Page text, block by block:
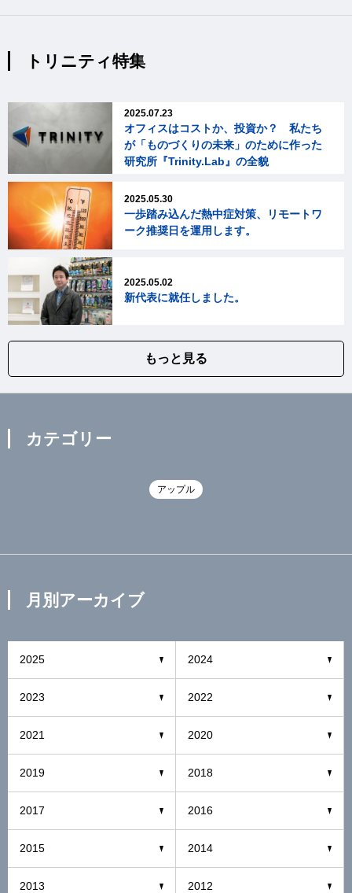
トリニティ特集
2025.07.23
オフィスはコストか、投資か？ 私たち
が「ものづくりの未来」のために作った
研究所『Trinity.Lab』の全貌
2025.05.30
一歩踏み込んだ熱中症対策、リモートワ
ーク推奨日を運用します。
2025.05.02
新代表に就任しました。
もっと見る
カテゴリー
アップル
月別アーカイブ
2025 2024
2023 2022
2021 2020
2019 2018
2017 2016
2015 2014
2013 2012